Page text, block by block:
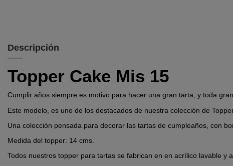
Descripción
Topper Cake Mis 15
Cumplir años siempre es motivo para hacer una gran tarta, y toda
Este modelo, es uno de los destacados de nuestra colección de
Una colección pensada para decorar las tartas de cumpleaños, con
Medida del topper: 14 cms.
Todos nuestros topper para tartas se fabrican en en acrílico lavable y